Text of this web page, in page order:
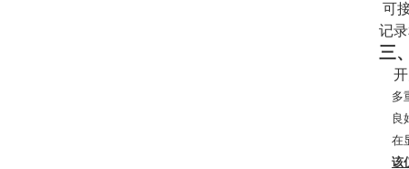
可
记录
三、
多
良
在
该